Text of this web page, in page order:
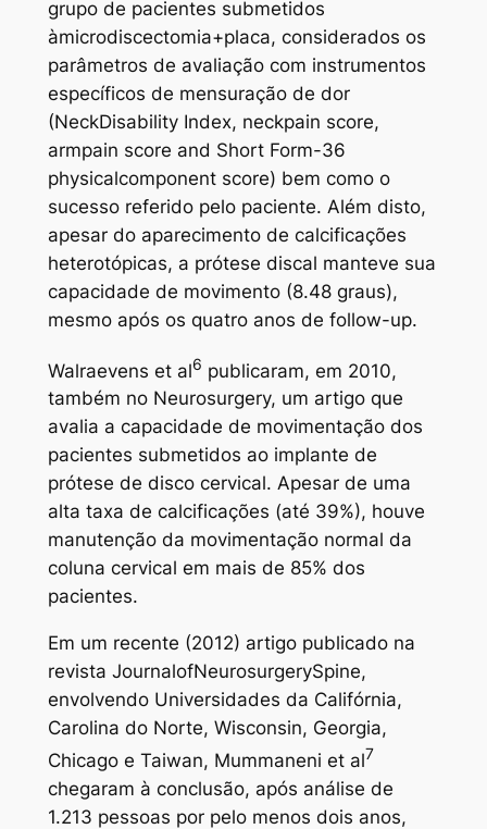
grupo de pacientes submetidos
àmicrodiscectomia+placa, considerados os
parâmetros de avaliação com instrumentos
específicos de mensuração de dor
(NeckDisability Index, neckpain score,
armpain score and Short Form-36
physicalcomponent score) bem como o
sucesso referido pelo paciente. Além disto,
apesar do aparecimento de calcificações
heterotópicas, a prótese discal manteve sua
capacidade de movimento (8.48 graus),
mesmo após os quatro anos de follow-up.
Walraevens et al6 publicaram, em 2010,
também no Neurosurgery, um artigo que
avalia a capacidade de movimentação dos
pacientes submetidos ao implante de
prótese de disco cervical. Apesar de uma
alta taxa de calcificações (até 39%), houve
manutenção da movimentação normal da
coluna cervical em mais de 85% dos
pacientes.
Em um recente (2012) artigo publicado na
revista JournalofNeurosurgerySpine,
envolvendo Universidades da Califórnia,
Carolina do Norte, Wisconsin, Georgia,
Chicago e Taiwan, Mummaneni et al7
chegaram à conclusão, após análise de
1.213 pessoas por pelo menos dois anos,